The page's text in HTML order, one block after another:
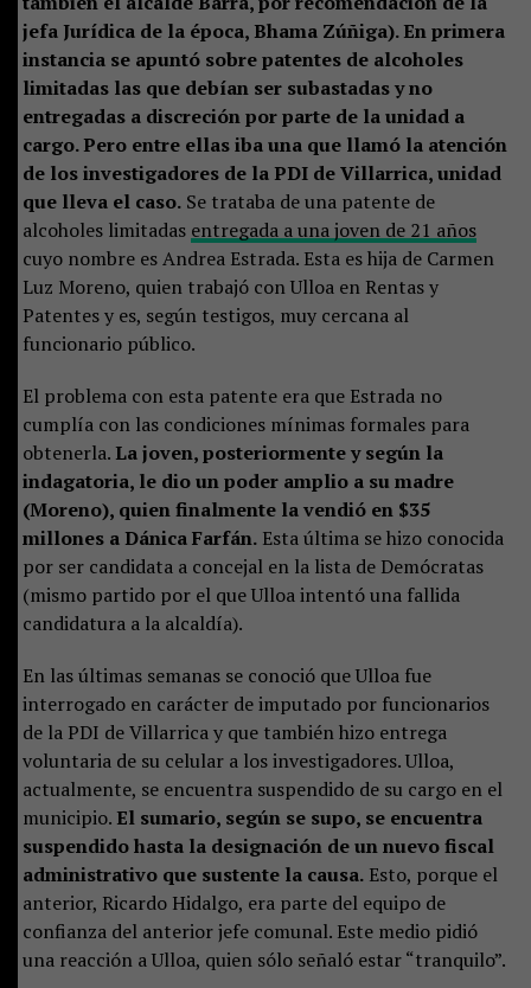
jefa Jurídica de la época, Bhama Zúñiga). En primera
instancia se apuntó sobre patentes de alcoholes
limitadas las que debían ser subastadas y no
entregadas a discreción por parte de la unidad a
cargo. Pero entre ellas iba una que llamó la atención
de los investigadores de la PDI de Villarrica, unidad
que lleva el caso.Se trataba de una patente de
alcoholes limitadas entregada a una joven de 21 años
cuyo nombre es Andrea Estrada. Esta es hija de Carmen
Luz Moreno, quien trabajó con Ulloa en Rentas y
Patentes y es, según testigos, muy cercana al
funcionario público.
El problema con esta patente era que Estrada no
cumplía con las condiciones mínimas formales para
obtenerla. La joven, posteriormente y según la
indagatoria, le dio un poder amplio a su madre
(Moreno), quien finalmente la vendió en $35
millones a Dánica Farfán.Esta última se hizo conocida
por ser candidata a concejal en la lista de Demócratas
(mismo partido por el que Ulloa intentó una fallida
candidatura a la alcaldía).
En las últimas semanas se conoció que Ulloa fue
interrogado en carácter de imputado por funcionarios
de la PDI de Villarrica y que también hizo entrega
voluntaria de su celular a los investigadores. Ulloa,
actualmente, se encuentra suspendido de su cargo en el
municipio. El sumario, según se supo, se encuentra
suspendido hasta la designación de un nuevo fiscal
administrativo que sustente la causa.Esto, porque el
anterior, Ricardo Hidalgo, era parte del equipo de
confianza del anterior jefe comunal. Este medio pidió
una reacción a Ulloa, quien sólo señaló estar “tranquilo”.